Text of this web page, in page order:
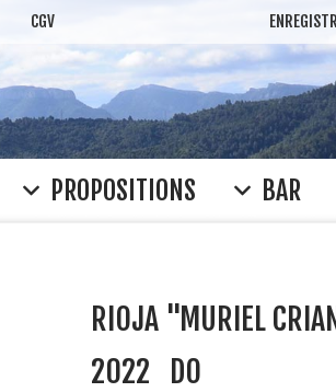
CGV
PROPOSITIONS BAR
RIOJA "MURIEL
2022
DO